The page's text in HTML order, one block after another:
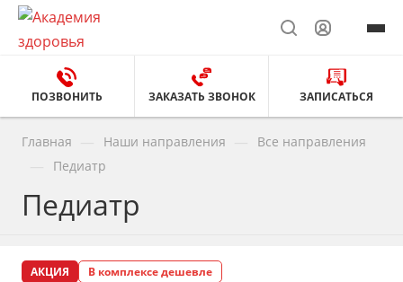
ПОЗВОНИТЬ ЗАКАЗАТЬ ЗВОНОК ЗАПИСАТЬСЯ
Главная Наши направления Все направления
Педиатр
Педиатр
АКЦИЯ В комплексе дешевле